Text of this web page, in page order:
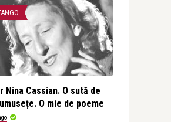
Nina Cassian. O sută de
O mie de poeme